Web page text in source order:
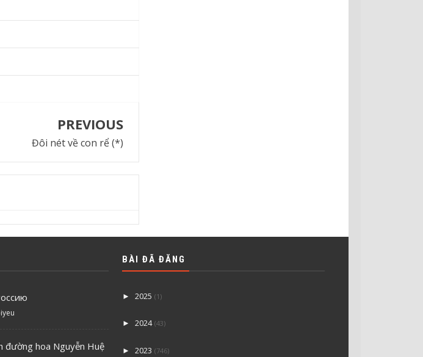
PREVIOUS
Đôi nét về con rể (*)
đường hoa Nguyễn Huệ
BÀI ĐÃ ĐĂNG
► 2025 (1)
► 2024 (43)
► 2023 (746)